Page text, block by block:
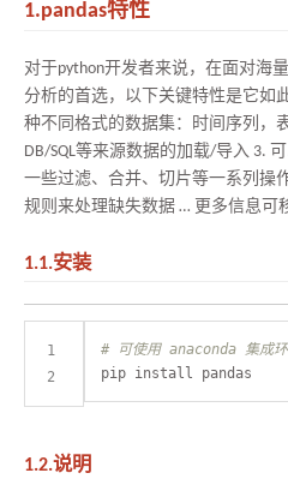
1.pandas特性
对于python开发者来说，在面对海量
分析的首选，以下关键特性是它如
种不同格式的数据集：时间序列，
DB/SQL等来源数据的加载/导入 3.
一些过滤、合并、切片等一系列操
规则来处理缺失数据 … 更多信息可
1.1.安装
1
2
# 可使用 anaconda 集成
1.2.说明